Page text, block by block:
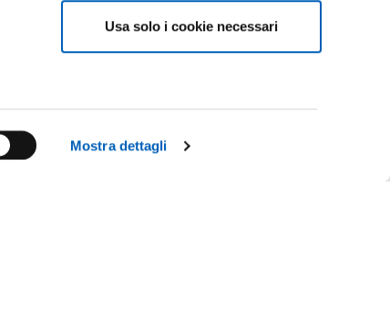
Mostra dettagli
Usa solo i cookie necessari